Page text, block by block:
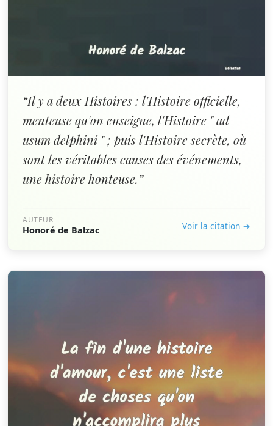
“Il y a deux Histoires : l'Histoire officielle,
menteuse qu'on enseigne, l'Histoire " ad
usum delphini " ; puis l'Histoire secrète, où
sont les véritables causes des événements,
une histoire honteuse.”
AUTEUR
Honoré de Balzac Voir la citation →